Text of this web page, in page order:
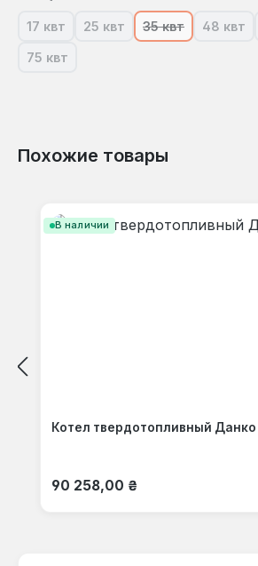
17 квт(В настоящее время эта опция
25 квт(В настоящее время эта
35 квт(В настоящее
48 квт
(В
75 квт(В настоящее время эта опция
Похожие товары
В наличии
Котел твердотопливный Данко
Обычная цена:
90 258,00 ₴